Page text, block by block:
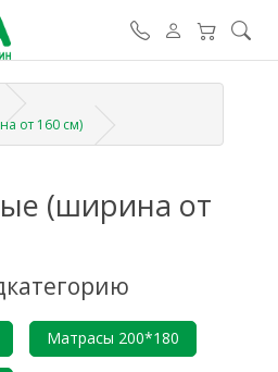
от 160 см)
(ширина от
Матрасы 200*180